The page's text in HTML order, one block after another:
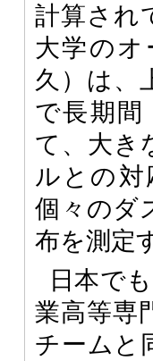
計算され
大学の
久）は、
で長期間
て、大き
ルとの
個々のダ
布を測定
日本で
業高等専
チームと